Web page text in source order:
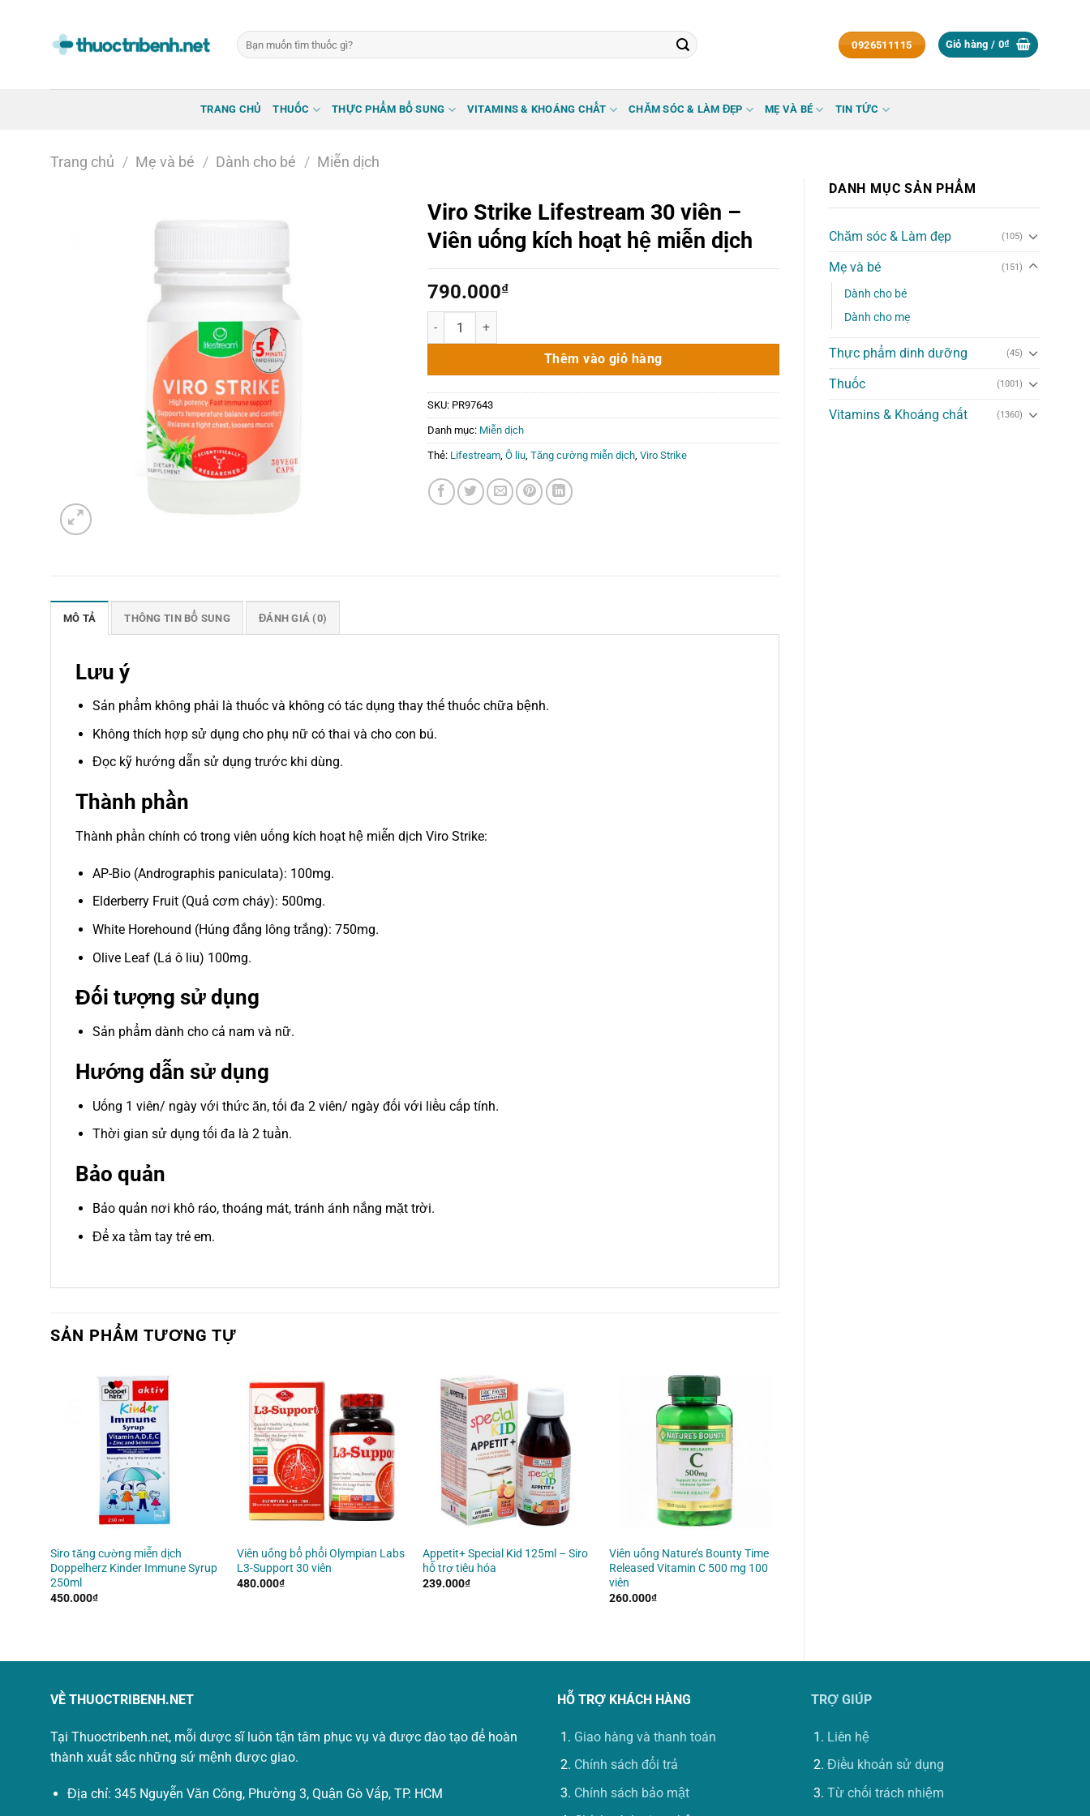
Tìm
kiếm:
0926511115 Giỏ hàng / 0₫
TRANG CHỦ THUỐC THỰC PHẨM BỔ SUNG VITAMINS & KHOÁNG CHẤT CHĂM SÓC & LÀM ĐẸP MẸ VÀ BÉ TIN TỨC
Trang chủ / Mẹ và bé / Dành cho bé / Miễn dịch
DANH MỤC SẢN PHẨM
Chăm sóc & Làm đẹp (105)
Mẹ và bé (151)
Dành cho bé
Dành cho mẹ
Thực phẩm dinh dưỡng (45)
Thuốc (1001)
Vitamins & Khoáng chất (1360)
Viro Strike Lifestream 30 viên –
Viên uống kích hoạt hệ miễn dịch
790.000₫
Viro Strike Lifestream 30 viên - Viên uống kích hoạt hệ miễn dịch số lượng
Thêm vào giỏ hàng
SKU: PR97643
Danh mục: Miễn dịch
Thẻ: Lifestream, Ô liu, Tăng cường miễn dịch, Viro Strike
MÔ TẢ THÔNG TIN BỔ SUNG ĐÁNH GIÁ (0)
Lưu ý
Sản phẩm không phải là thuốc và không có tác dụng thay thế thuốc chữa bệnh.
Không thích hợp sử dụng cho phụ nữ có thai và cho con bú.
Đọc kỹ hướng dẫn sử dụng trước khi dùng.
Thành phần
Thành phần chính có trong viên uống kích hoạt hệ miễn dịch Viro Strike:
AP-Bio (Andrographis paniculata): 100mg.
Elderberry Fruit (Quả cơm cháy): 500mg.
White Horehound (Húng đắng lông trắng): 750mg.
Olive Leaf (Lá ô liu) 100mg.
Đối tượng sử dụng
Sản phẩm dành cho cả nam và nữ.
Hướng dẫn sử dụng
Uống 1 viên/ ngày với thức ăn, tối đa 2 viên/ ngày đối với liều cấp tính.
Thời gian sử dụng tối đa là 2 tuần.
Bảo quản
Bảo quản nơi khô ráo, thoáng mát, tránh ánh nắng mặt trời.
Để xa tầm tay trẻ em.
SẢN PHẨM TƯƠNG TỰ
Siro tăng cường miễn dịch
Doppelherz Kinder Immune Syrup
250ml
450.000₫
Viên uống bổ phổi Olympian Labs
L3-Support 30 viên
480.000₫
Appetit+ Special Kid 125ml – Siro
hỗ trợ tiêu hóa
239.000₫
Viên uống Nature’s Bounty Time
Released Vitamin C 500 mg 100
viên
260.000₫
VỀ THUOCTRIBENH.NET
Tại Thuoctribenh.net, mỗi dược sĩ luôn tận tâm phục vụ và được đào tạo để hoàn
thành xuất sắc những sứ mệnh được giao.
Địa chỉ: 345 Nguyễn Văn Công, Phường 3, Quận Gò Vấp, TP. HCM
HỖ TRỢ KHÁCH HÀNG
Giao hàng và thanh toán
Chính sách đổi trả
Chính sách bảo mật
TRỢ GIÚP
Liên hệ
Điều khoản sử dụng
Từ chối trách nhiệm